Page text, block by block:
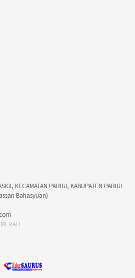
KECAMATAN PARIGI, KABUPATEN PARIGI
Bahasyuan)